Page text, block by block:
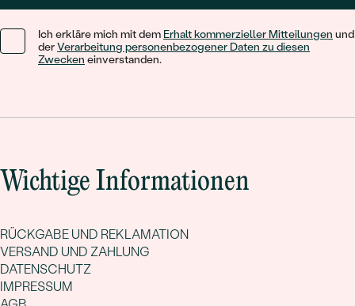
Ich erkläre mich mit dem Erhalt kommerzieller Mitteilungen und
derVerarbeitung personenbezogener Daten zu diesen
Zwecken einverstanden.
Wichtige Informationen
RÜCKGABE UND REKLAMATION
VERSAND UND ZAHLUNG
DATENSCHUTZ
IMPRESSUM